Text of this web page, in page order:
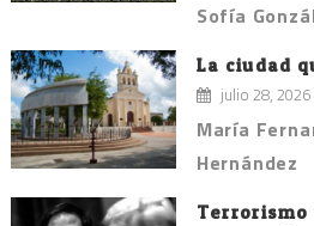
Sofía
La ciudad
julio 28, 2026
María
Hernández
Terrorismo